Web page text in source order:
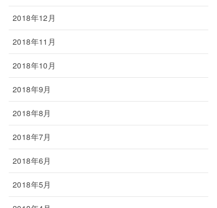
2018年12月
2018年11月
2018年10月
2018年9月
2018年8月
2018年7月
2018年6月
2018年5月